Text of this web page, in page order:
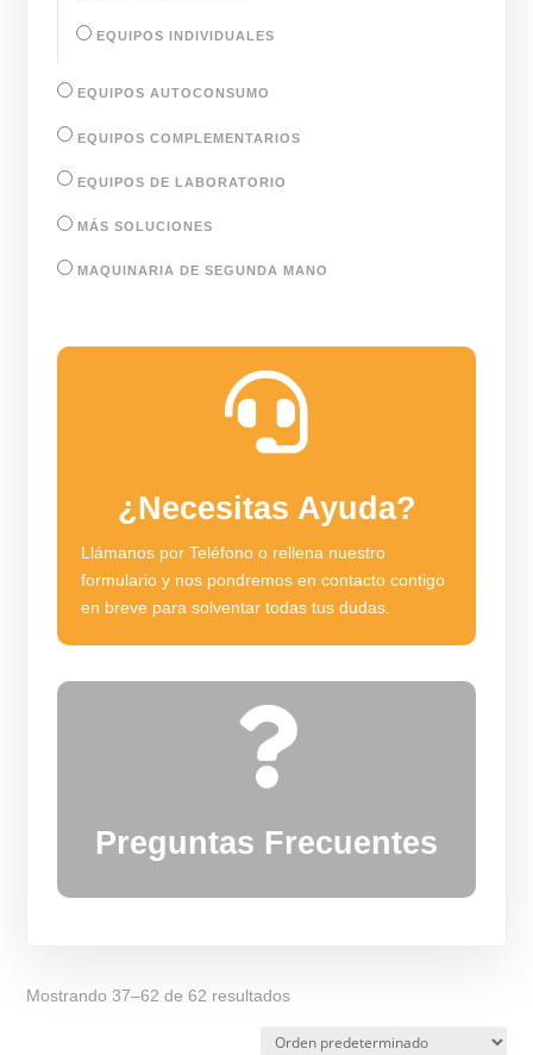
EQUIPOS INDIVIDUALES
EQUIPOS AUTOCONSUMO
EQUIPOS COMPLEMENTARIOS
EQUIPOS DE LABORATORIO
MÁS SOLUCIONES
MAQUINARIA DE SEGUNDA MANO

¿Necesitas Ayuda?
Llámanos por Teléfono o rellena nuestro
formulario y nos pondremos en contacto contigo
en breve para solventar todas tus dudas.

Preguntas Frecuentes
Mostrando 37–62 de 62 resultados